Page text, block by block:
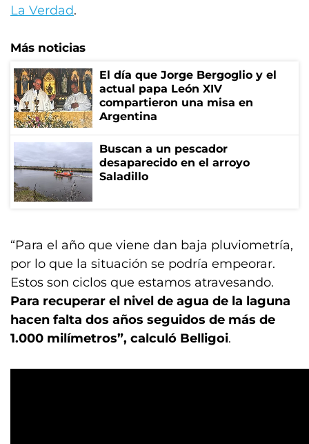
La Verdad.
Más noticias
El día que Jorge Bergoglio y el
actual papa León XIV
compartieron una misa en
Argentina
Buscan a un pescador
desaparecido en el arroyo
Saladillo
“Para el año que viene dan baja pluviometría,
por lo que la situación se podría empeorar.
Estos son ciclos que estamos atravesando.
Para recuperar el nivel de agua de la laguna
hacen falta dos años seguidos de más de
1.000 milímetros”, calculó Belligoi.